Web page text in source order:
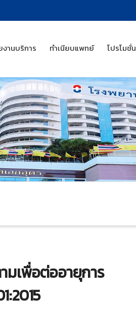
านบริการ ทำเนียบแพทย์ โปรโมชั่น
มเพื่อต่ออายุการ